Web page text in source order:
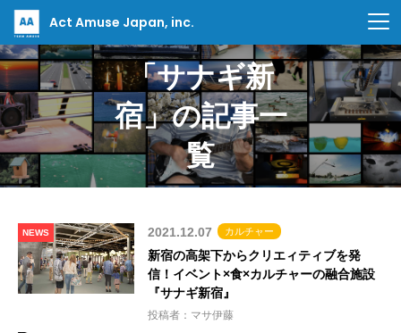
Act Amuse Japan, inc.
「サナギ新
宿」の記事一
覧
NEWS 2021.12.07 カルチャー
新宿の高架下からクリエィティブを発
信！イベント×食×カルチャーの融合施設
『サナギ新宿』
投稿者：マサ伊藤